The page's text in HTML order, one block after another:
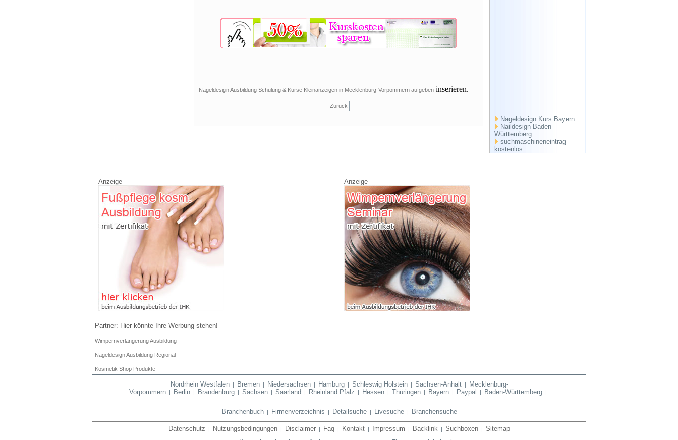
Nageldesign Ausbildung Schulung & Kurse Kleinanzeigen in Mecklenburg-Vorpommern aufgeben inserieren.
Zurück
Nageldesign Kurs Bayern
Naildesign Baden
Württemberg
suchmaschineneintrag
kostenlos
Anzeige Anzeige
Partner: Hier könnte Ihre Werbung stehen!
Wimpernverlängerung Ausbildung
Nageldesign Ausbildung Regional
Kosmetik Shop Produkte
Nordrhein Westfalen| Bremen| Niedersachsen| Hamburg| Schleswig Holstein| Sachsen-Anhalt|
Mecklenburg-
Vorpommern| Berlin| Brandenburg| Sachsen| Saarland | Rheinland Pfalz | Hessen| Thüringen| Bayern| Paypal | Baden-Württemberg|
Branchenbuch| Firmenverzeichnis | Detailsuche| Livesuche| Branchensuche
Datenschutz | Nutzungsbedingungen | Disclaimer | Faq | Kontakt | Impressum | Backlink | Suchboxen | Sitemap